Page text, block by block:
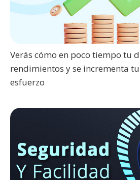
Verás cómo en poco tiempo tu
rendimientos y se incrementa
esfuerzo